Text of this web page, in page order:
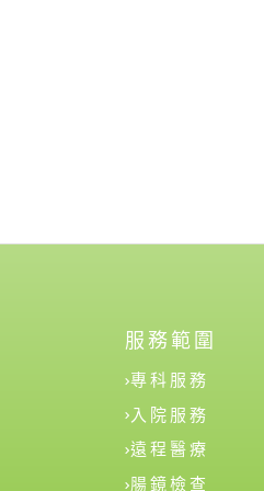
服務範圍
專科服務
入院服務
遠程醫療
腸鏡檢查